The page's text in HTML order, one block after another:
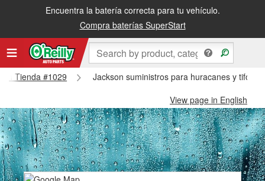
Encuentra la batería correcta para tu vehículo.
Compra baterías SuperStart
Tienda #1029
Jackson suministros para huracanes y
View page in English